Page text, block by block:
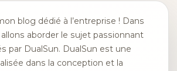
blog dédié à l’entreprise ! Dans
aborder le sujet passionnant
par DualSun. DualSun est une
dans la conception et la